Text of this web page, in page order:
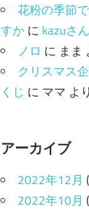
花粉の季節
すかに kazuさん
ノロ に まま
クリスマス
くじ に ママ より
アーカイブ
2022年12月
2022年10月